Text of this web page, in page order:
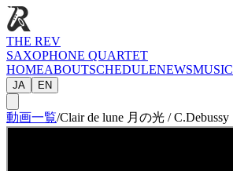
THE REV
SAXOPHONE QUARTET
HOMEABOUTSCHEDULENEWSMUSIC
JA EN
動画一覧/Clair de lune 月の光 / C.Debussy